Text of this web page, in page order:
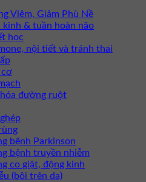
Viêm, Giảm Phù Nề
kinh & tuần hoàn não
học
nội tiết và tránh thai
cơ
đường ruột
bệnh Parkinson
bệnh truyền nhiễm
co giật, động kinh
(bôi trên da)